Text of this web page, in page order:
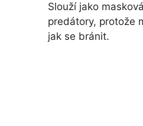
Slouží jako
predátory, protože
jak se bránit.